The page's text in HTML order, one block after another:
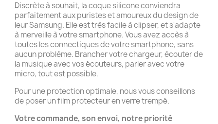
Discrète à souhait, la coque silicone conviendra
parfaitement aux puristes et amoureux du design de
leur Samsung. Elle est très facile à clipser, et s'adapte
à merveille à votre smartphone. Vous avez accès à
toutes les connectiques de votre smartphone, sans
aucun problème. Brancher votre chargeur, écouter de
la musique avec vos écouteurs, parler avec votre
micro, tout est possible.
Pour une protection optimale, nous vous conseillons
de poser un film protecteur en verre trempé.
Votre commande, son envoi, notre priorité